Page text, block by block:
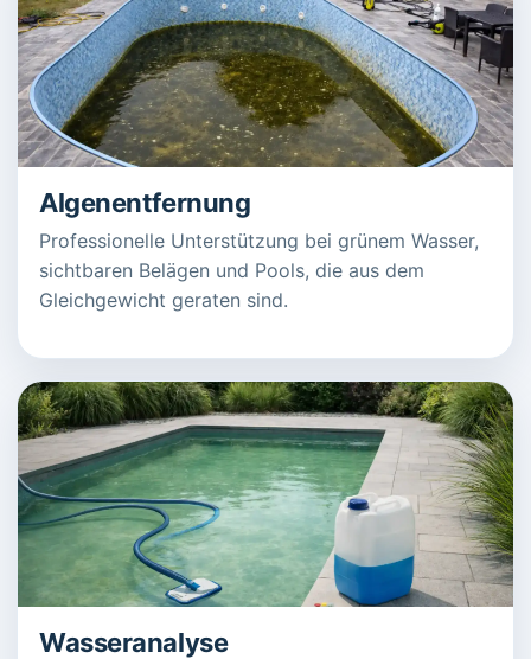
Algenentfernung
Professionelle Unterstützung bei grünem Wasser,
sichtbaren Belägen und Pools, die aus dem
Gleichgewicht geraten sind.
Wasseranalyse